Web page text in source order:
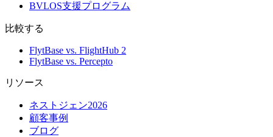
BVLOS支援プログラム
比較する
FlytBase vs. FlightHub 2
FlytBase vs. Percepto
リソース
ネストジェン2026
顧客事例
ブログ